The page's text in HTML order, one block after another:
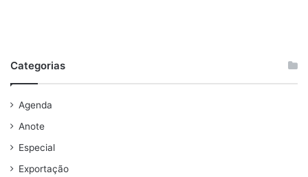
Categorias
Agenda
Anote
Especial
Exportação